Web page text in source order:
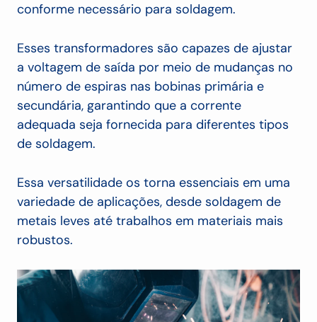
conforme necessário para soldagem.
Esses transformadores são capazes de ajustar
a voltagem de saída por meio de mudanças no
número de espiras nas bobinas primária e
secundária, garantindo que a corrente
adequada seja fornecida para diferentes tipos
de soldagem.
Essa versatilidade os torna essenciais em uma
variedade de aplicações, desde soldagem de
metais leves até trabalhos em materiais mais
robustos.